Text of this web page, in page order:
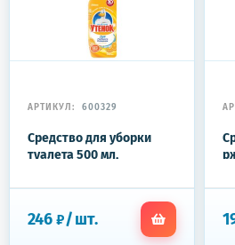
АРТИКУЛ: 600329
Средство для уборки
туалета 500 мл,
"Цитрусовый"
246 ₽/шт.